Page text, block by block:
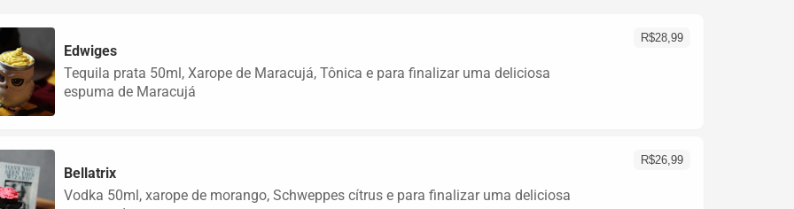
R$28,99
Edwiges
Tequila prata 50ml, Xarope de Maracujá, Tônica e para finalizar uma deliciosa
espuma de Maracujá
R$26,99
Bellatrix
Vodka 50ml, xarope de morango, Schweppes cítrus e para finalizar uma deliciosa